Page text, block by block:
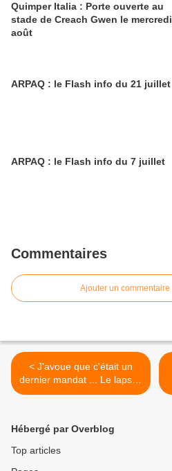
Quimper Italia : Porte ouverte au
stade de Creach Gwen le mercredi 12
août
ARPAQ : le Flash info du 21 juillet
ARPAQ : le Flash info du 7 juillet
Commentaires
Ajouter un commentaire
< J'avoue que c'était un
dernier mandat ... Le lapsus
d'Isabelle Assih à la clôture
Hébergé par Overblog
Top articles